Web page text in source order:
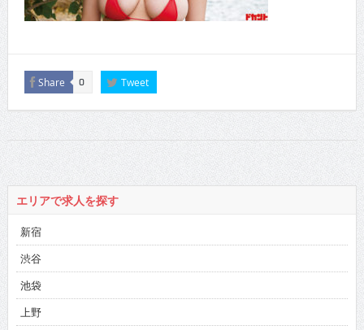
Share 0 Tweet
エリアで求人を探す
新宿
渋谷
池袋
上野